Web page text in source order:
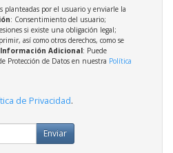
planteadas por el usuario y enviarle la
: Consentimiento del usuario;
si existe una obligación legal;
así como otros derechos, como se
Información Adicional: Puede
Protección de Datos en nuestra Política
de Privacidad.
Enviar